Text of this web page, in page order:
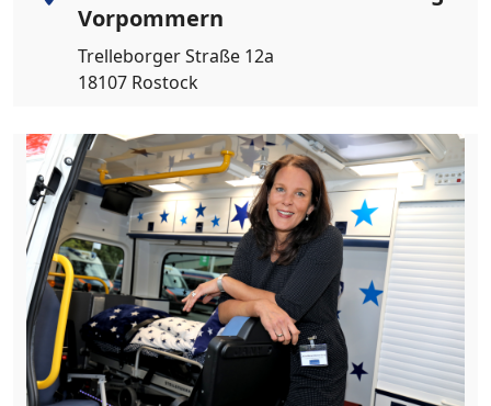
Vorpommern
Trelleborger Straße 12a
18107 Rostock